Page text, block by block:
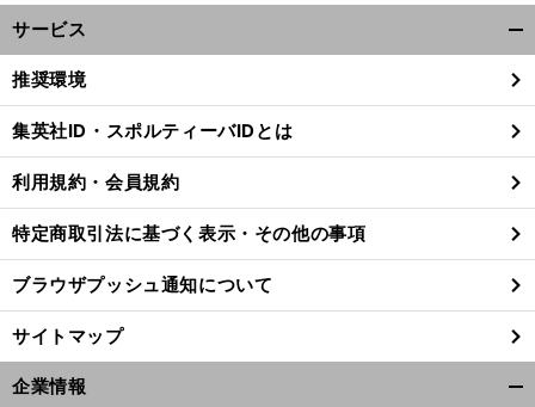
サービス
閉
る
推奨環境
集英社ID・スポルティーバIDとは
利用規約・会員規約
特定商取引法に基づく表示・その他の事項
ブラウザプッシュ通知について
サイトマップ
企業情報